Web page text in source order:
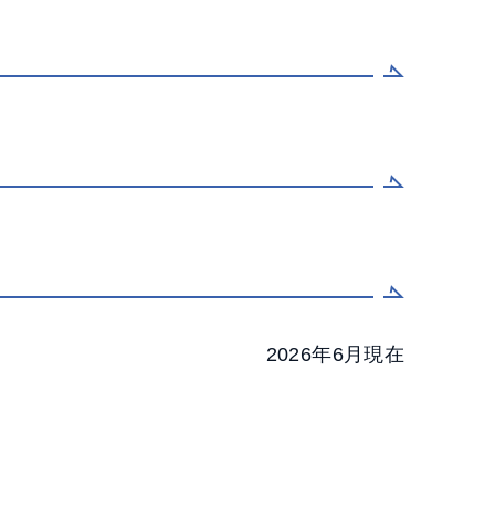
2026年6月現在